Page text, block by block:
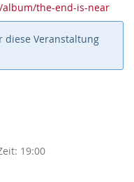
the-end-is-near
diese Veranstaltung
19:00